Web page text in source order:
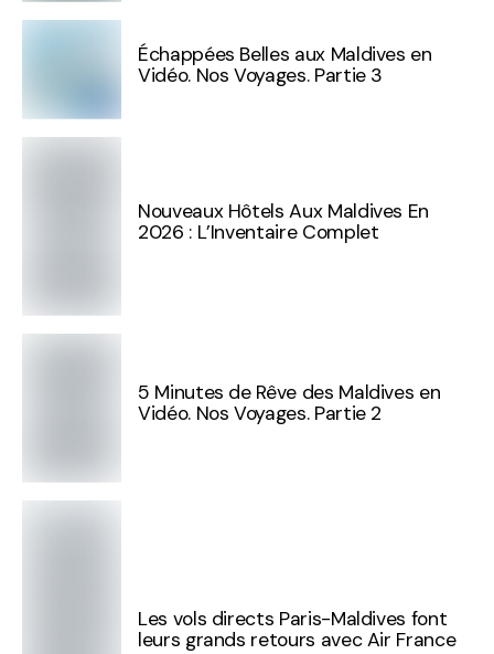
Échappées Belles aux Maldives en
Vidéo. Nos Voyages. Partie 3
Nouveaux Hôtels Aux Maldives En
2026 : L’Inventaire Complet
5 Minutes de Rêve des Maldives en
Vidéo. Nos Voyages. Partie 2
Les vols directs Paris-Maldives font
leurs grands retours avec Air France